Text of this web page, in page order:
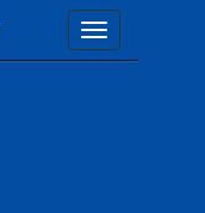
Toggle